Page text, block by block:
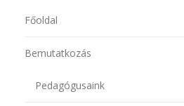
Főoldal
Bemutatkozás
Pedagógusaink